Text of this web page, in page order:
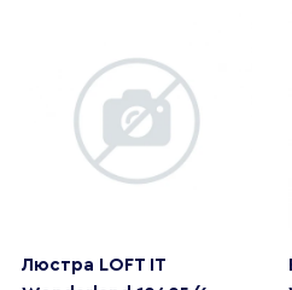
Люстра LOFT IT